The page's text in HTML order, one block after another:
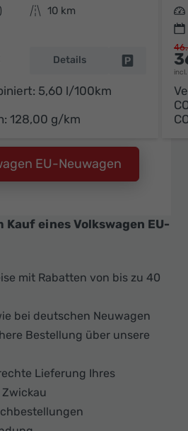
Kilometerstand 10 km
Details Fahrzeug
5,60 l/100km
128,00 g/km
Leistung
EU-Neuwagen
Kauf eines Volkswagen EU-
mit Rabatten von bis zu 40
bei deutschen Neuwagen
Bestellung über unsere
Lieferung Ihres